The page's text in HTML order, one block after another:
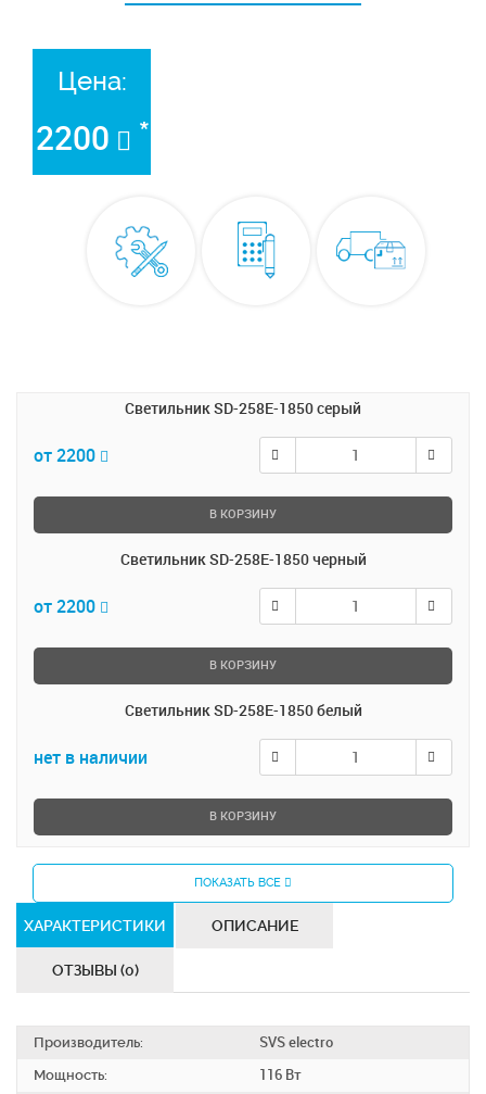
Цена:
2200 *
Светильник SD-258E-1850 серый
от 2200
В КОРЗИНУ
Светильник SD-258E-1850 черный
от 2200
В КОРЗИНУ
Светильник SD-258E-1850 белый
нет в наличии
В КОРЗИНУ
ПОКАЗАТЬ ВСЕ
ХАРАКТЕРИСТИКИ ОПИСАНИЕ
ОТЗЫВЫ (0)
Производитель:
SVS electro
Мощность:
116 Вт